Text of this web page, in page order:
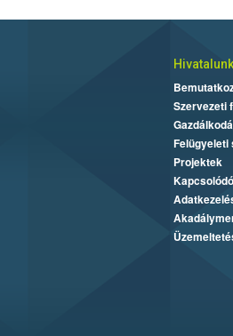
Hivatalunk
Szervezeti
Felügyeleti
Projektek